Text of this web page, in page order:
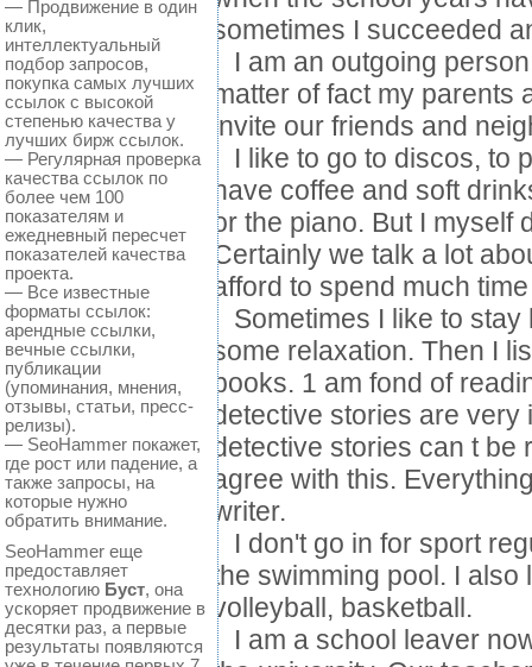
sometimes I succeeded
I am an outgoing
matter of fact my parents
invite our friends and
I like to go to discos, to
have coffee and soft
or the piano. But I myself
Certainly we talk a lot
afford to spend much
Sometimes I like to stay
some relaxation. Then I
books. 1 am fond of
detective stories are
detective stories can t be
agree with this.
writer.
I don't go in for sport
the swimming pool. I
volleyball, basketball.
I am a school leaver
— Продвижение в один
клик,
интеллектуальный
подбор запросов,
покупка самых лучших
ссылок с высокой
степенью качества у
лучших бирж ссылок.
— Регулярная проверка
качества ссылок по
более чем 100
показателям и
ежедневный пересчет
показателей качества
проекта.
— Все известные
форматы ссылок:
арендные ссылки,
вечные ссылки,
публикации
(упоминания, мнения,
отзывы, статьи, пресс-
релизы).
— SeoHammer покажет,
где рост или падение, а
также запросы, на
которые нужно
обратить внимание.
SeoHammer еще
предоставляет
технологию Буст, она
ускоряет продвижение в
десятки раз, а первые
результаты появляются